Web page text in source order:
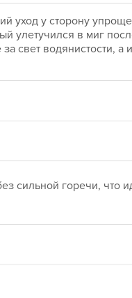
уход у сторону
улетучился в миг
свет водянистости, а
сильной горечи, что